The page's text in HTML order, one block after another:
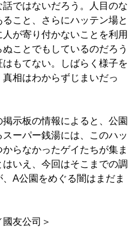
話ではないだろう。人目のな
こと、さらにハッテン場と
が寄り付かないことを利用
ことでもしているのだろう
もてない。しばらく様子を
相はわからずじまいだっ
示板の情報によると、公園
ーパー銭湯には、このハッ
らなかったゲイたちが集ま
いえ、今回はそこまでの調
A公園をめぐる闇はまだま